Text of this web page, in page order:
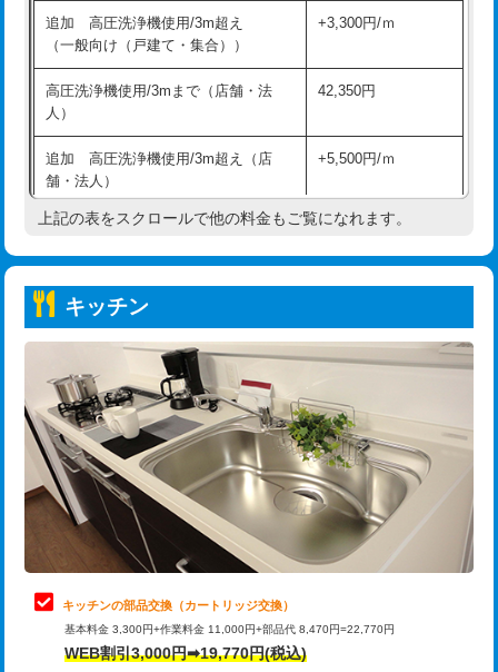
交換・取付（その他部品） 11,000円+材料費
持込商品取付（単水栓） 13,200円
持込商品取付（混合水栓）
持込商品取付（浄水器・分岐水栓） 16,500円
持込商品取付（温水洗浄便座） 22,000円
持込商品取付（普通便座⇔温水洗浄便
22,000円
給水管工事※（ホール加工)
給水管工事※（バンド止め) 3,300円
給水管工事※（支持金具設置) 5,500円
給水管工事※（保温材使用（バンド止
め込み）)
5,500円
給水管工事※（土の掘削・埋め戻し作
11,000円
給水管工事※（塩ビ管（VP・HI）使
用/3ｍまで)
給水管工事※（塩ビ管（VP・HI）使
追加 高圧洗浄機使用/3m超え
（一般向け（戸建て・集合））
+3,300円/ｍ
高圧洗浄機使用/3mまで（店舗・法
人）
42,350円
追加 高圧洗浄機使用/3m超え（店
舗・法人）
+5,500円/ｍ
高度高圧洗浄換 現地調査
トーラー機使用/3mまで
追加トーラー機使用/3m超え +3,300円
カメラ調査 33,000円
桝清掃 8,800円
止水・漏水調査・防水処理・清掃・修
理・調整・分解・加工など（軽作業）
11,000円
止水・漏水調査・防水処理・清掃・修
理・調整・分解・加工など（中作業）
22,000円
止水・漏水調査・防水処理・清掃・修
理・調整・分解・加工など（重作業）
33,000円
上記の表をスクロールで他の料金もご覧になれます。
キッチン
キッチンの部品交換（カートリッジ交換）
基本料金 3,300円+作業料金 11,000円+部品代 8,470円=22,770円
WEB割引3,000円➡19,770円(税込)